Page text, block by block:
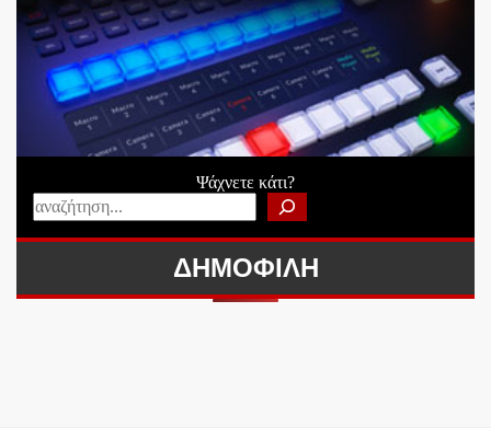
Ψάχνετε κάτι?
ΔΗΜΟΦΙΛΗ